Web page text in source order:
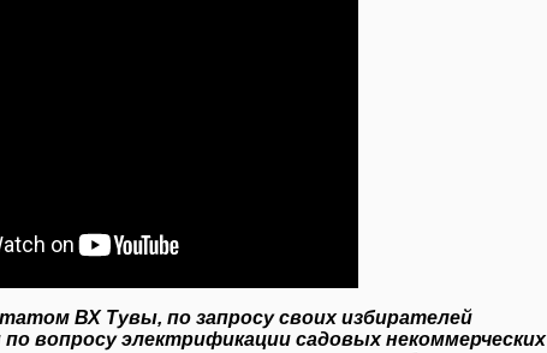
ВХ Тувы, по запросу своих избирателей
вопросу электрификации садовых некоммерческих